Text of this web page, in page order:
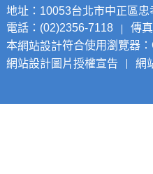
地址：10053台北市中正區
電話：(02)2356-7118
傳
本網站設計符合使用瀏覽器
網站設計圖片授權宣告
網